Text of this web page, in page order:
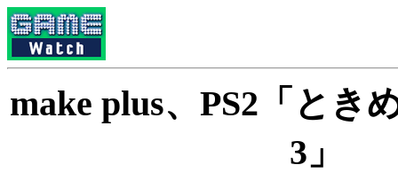
make plus、PS2「とき
3」